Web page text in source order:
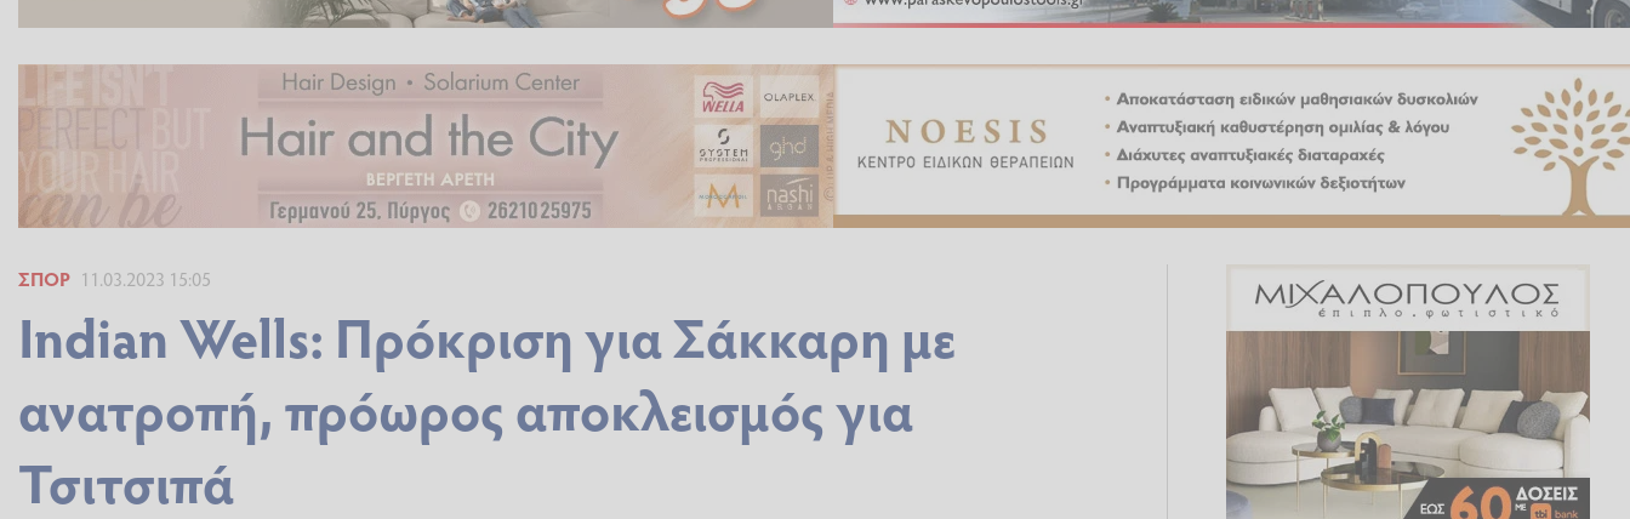
ΣΠΟΡ 11.03.2023 15:05
Indian Wells: Πρόκριση για Σάκκαρη με
ανατροπή, πρόωρος αποκλεισμός για
Τσιτσιπά